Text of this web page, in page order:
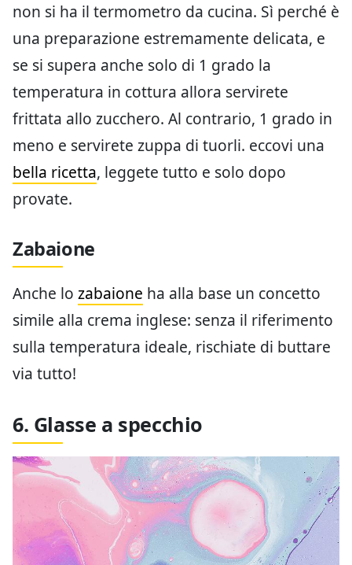
non si ha il termometro da cucina. Sì perché è
una preparazione estremamente delicata, e
se si supera anche solo di 1 grado la
temperatura in cottura allora servirete
frittata allo zucchero. Al contrario, 1 grado in
meno e servirete zuppa di tuorli. eccovi una
bella ricetta, leggete tutto e solo dopo
provate.
Zabaione
Anche lo zabaione ha alla base un concetto
simile alla crema inglese: senza il riferimento
sulla temperatura ideale, rischiate di buttare
via tutto!
6. Glasse a specchio